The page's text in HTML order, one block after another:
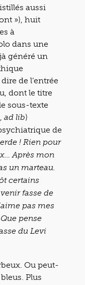
aussi
»), huit
à
dans une
généré un
de l’entrée
dont le titre
sous-texte
ad lib)
de
! Rien pour
Après mon
un marteau.
certains
fasse de
pas mes
pense
du Levi
Ou peut-
Plus